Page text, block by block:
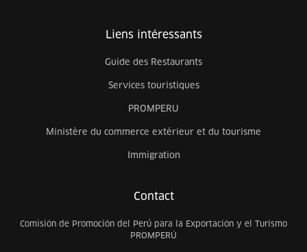
Liens intéressants
Guide des Restaurants
Services touristiques
PROMPERU
Ministère du commerce extérieur et du tourisme
Immigration
Contact
Comisión de Promoción del Perú para la Exportación y el Turismo
PROMPERÚ